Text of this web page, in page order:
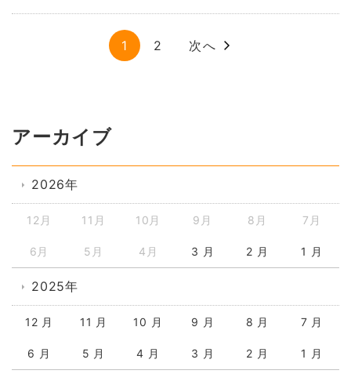
1 2 次へ
アーカイブ
2026年
12月 11月 10月 9月 8月 7月
6月 5月 4月 3 月 2 月 1 月
2025年
12 月 11 月 10 月 9 月 8 月 7 月
6 月 5 月 4 月 3 月 2 月 1 月